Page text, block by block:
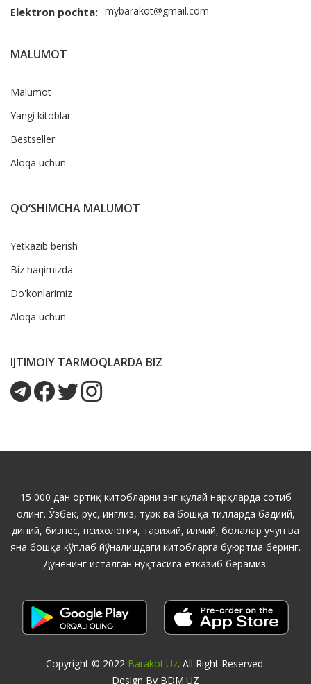
Elektron pochta: mybarakot@gmail.com
MALUMOT
Malumot
Yangi kitoblar
Bestseller
Aloqa uchun
QO‘SHIMCHA MALUMOT
Yetkazib berish
Biz haqimizda
Do'konlarimiz
Aloqa uchun
IJTIMOIY TARMOQLARDA BIZ
15 000 дан ортиқ китобларни энг қулай нарҳларда сотиб
олинг. Ўзбек, рус, инглиз, турк ва бошқа тилларда бадиий,
диний, бизнес, психология, тарихий, илмий, болалар учун ва
яна бошқа кўплаб йўналишдаги китобларга буюртма беринг.
Дунёнинг исталган нуқтасига етказиб берамиз.
Copyright © 2022 Barakot.uz. All Right Reserved.
Design By BDM.UZ